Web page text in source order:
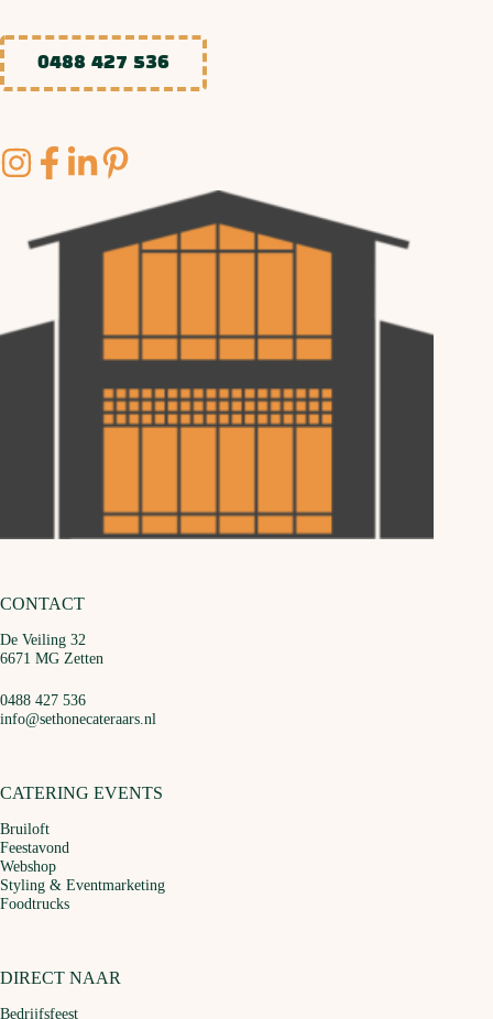
0488 427 536
CONTACT
De Veiling 32
6671 MG Zetten
0488 427 536
info@sethonecateraars.nl
CATERING EVENTS
Bruiloft
Feestavond
Webshop
Styling & Eventmarketing
Foodtrucks
DIRECT NAAR
Bedrijfsfeest